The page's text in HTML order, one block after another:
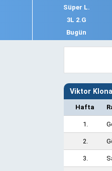
Süper L.
3L 2.G
Bugün
Viktor
Hafta
1.
2.
3.